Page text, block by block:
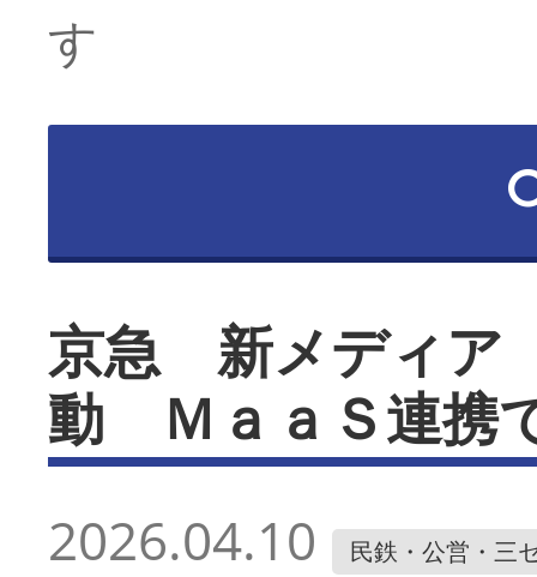
す
京急 新メディア
動 ＭａａＳ連携
2026.04.10 民鉄・公営・三